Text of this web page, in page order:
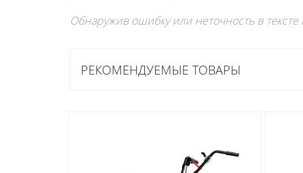
Обнаружив ошибку или неточность в
РЕКОМЕНДУЕМЫЕ ТОВАРЫ